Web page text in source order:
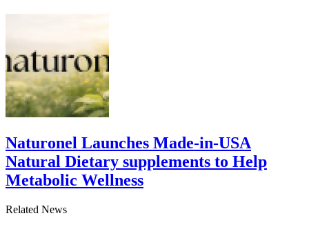
Naturonel Launches Made-in-USA
Natural Dietary supplements to Help
Metabolic Wellness
Related News